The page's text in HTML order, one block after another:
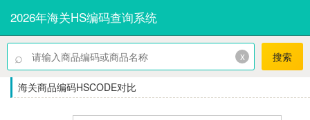
2026年海关HS编码查询系统
⌕ x 搜索
海关商品编码HSCODE对比